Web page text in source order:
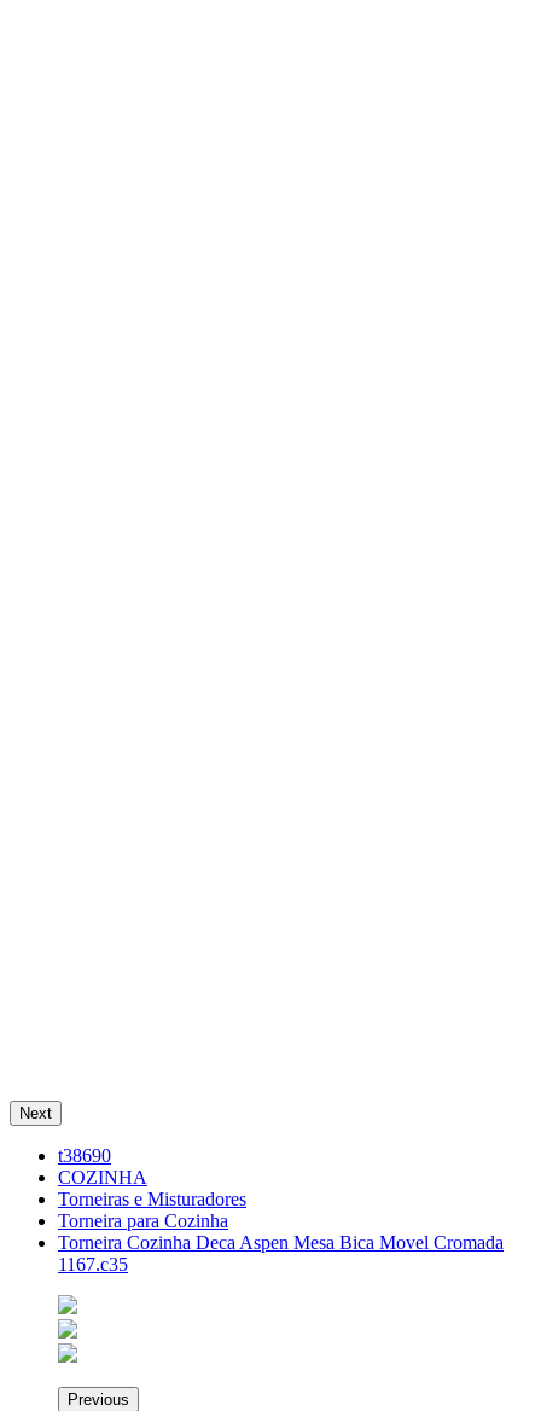
Next
t38690
COZINHA
Torneiras e Misturadores
Torneira para Cozinha
Torneira Cozinha Deca Aspen Mesa Bica Movel Cromada
1167.c35
Previous